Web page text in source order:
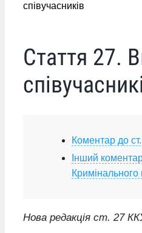
співучасників
Стаття 27.
Коментар до
Інший
Кримінального
Нова редакція ст. 27